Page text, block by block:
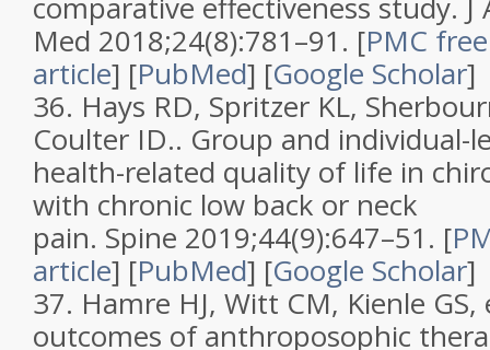
Med 2018;24(8):781–91. [PMC free
article] [PubMed] [Google Scholar]
36. Hays RD, Spritzer KL,
Coulter ID.. Group and individual-
health-related quality of life in
with chronic low back or neck
pain. Spine 2019;44(9):647–51. [
article] [PubMed] [Google Scholar]
37. Hamre HJ, Witt CM, Kienle
outcomes of anthroposophic